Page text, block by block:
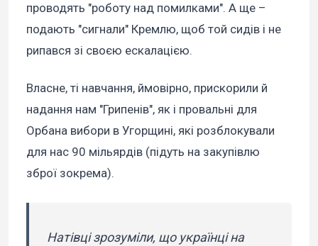
проводять "роботу над помилками". А ще –
подають "сигнали" Кремлю, щоб той сидів і не
рипався зі своєю ескалацією.
Власне, ті навчання, ймовірно, прискорили й
надання нам "Грипенів", як і провальні для
Орбана вибори в Угорщині, які розблокували
для нас 90 мільярдів (підуть на закупівлю
зброї зокрема).
Натівці зрозуміли, що українці на